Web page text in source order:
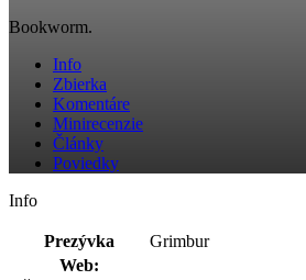
Bookworm.
Info
Zbierka
Komentáre
Minirecenzie
Články
Poviedky
Info
Prezývka
Grimbur
Web: